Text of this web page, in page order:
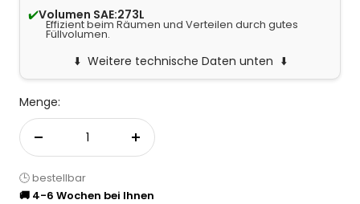
✔️Volumen SAE:273L
Effizient beim Räumen und Verteilen durch gutes
Füllvolumen.
Weitere technische Daten unten
Menge:
Menge verringernMenge erhöhen
🕒 bestellbar
🚚 4-6 Wochen bei Ihnen